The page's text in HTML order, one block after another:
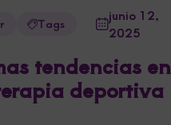
Tags
junio 12,
2025
tendencias en
deportiva